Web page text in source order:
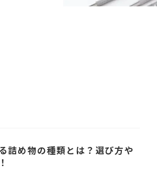
詰め物の種類とは？選び方や